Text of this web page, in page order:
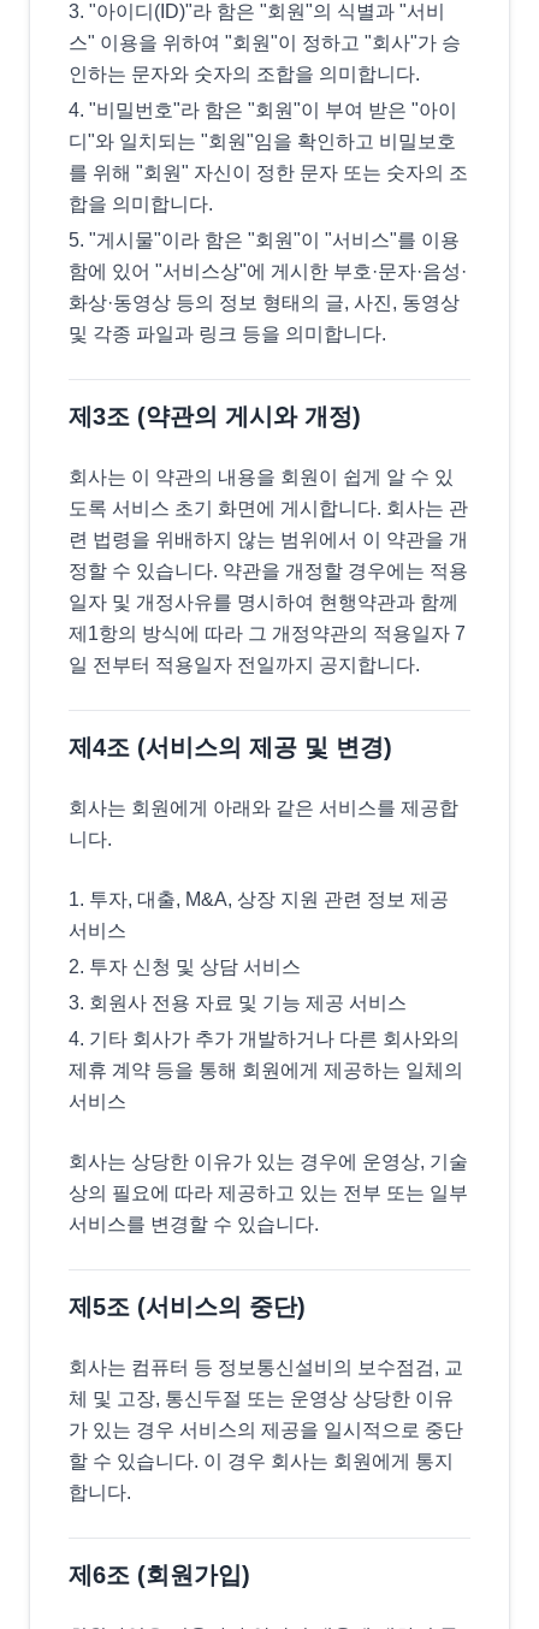
"아이디(ID)"라 함은 "회원"의 식별과 "서비
스" 이용을 위하여 "회원"이 정하고 "회사"가 승
인하는 문자와 숫자의 조합을 의미합니다.
"비밀번호"라 함은 "회원"이 부여 받은 "아이
디"와 일치되는 "회원"임을 확인하고 비밀보호
를 위해 "회원" 자신이 정한 문자 또는 숫자의 조
합을 의미합니다.
"게시물"이라 함은 "회원"이 "서비스"를 이용
함에 있어 "서비스상"에 게시한 부호·문자·음성·
화상·동영상 등의 정보 형태의 글, 사진, 동영상
및 각종 파일과 링크 등을 의미합니다.
제3조 (약관의 게시와 개정)
회사는 이 약관의 내용을 회원이 쉽게 알 수 있
도록 서비스 초기 화면에 게시합니다. 회사는 관
련 법령을 위배하지 않는 범위에서 이 약관을 개
정할 수 있습니다. 약관을 개정할 경우에는 적용
일자 및 개정사유를 명시하여 현행약관과 함께
제1항의 방식에 따라 그 개정약관의 적용일자 7
일 전부터 적용일자 전일까지 공지합니다.
제4조 (서비스의 제공 및 변경)
회사는 회원에게 아래와 같은 서비스를 제공합
니다.
투자, 대출, M&A, 상장 지원 관련 정보 제공
서비스
투자 신청 및 상담 서비스
회원사 전용 자료 및 기능 제공 서비스
기타 회사가 추가 개발하거나 다른 회사와의
제휴 계약 등을 통해 회원에게 제공하는 일체의
서비스
회사는 상당한 이유가 있는 경우에 운영상, 기술
상의 필요에 따라 제공하고 있는 전부 또는 일부
서비스를 변경할 수 있습니다.
제5조 (서비스의 중단)
회사는 컴퓨터 등 정보통신설비의 보수점검, 교
체 및 고장, 통신두절 또는 운영상 상당한 이유
가 있는 경우 서비스의 제공을 일시적으로 중단
할 수 있습니다. 이 경우 회사는 회원에게 통지
합니다.
제6조 (회원가입)